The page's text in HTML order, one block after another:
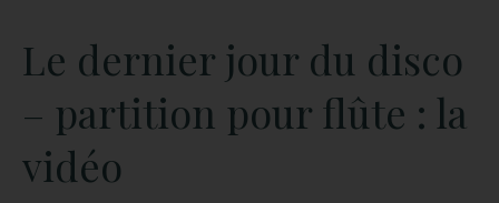
Le dernier jour du disco
– partition pour flûte : la
vidéo